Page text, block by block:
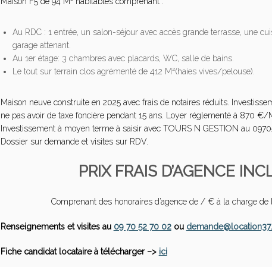
Au RDC : 1 entrée, un salon-séjour avec accès grande terrasse, une
garage attenant.
Au 1er étage: 3 chambres avec placards, WC, salle de bains.
Le tout sur terrain clos agrémenté de 412 M²(haies vives/pelouse).
Maison neuve construite en 2025 avec frais de notaires réduits.
ne pas avoir de taxe foncière pendant 15 ans. Loyer réglementé à 870 €/
Investissement à moyen terme à saisir avec TOURS N GESTION au
Dossier sur demande et visites sur RDV.
PRIX FRAIS D’AGENCE
Comprenant des honoraires d’agence de / € à la charge de
Renseignements et visites au 09 70 52 70 02ou
Fiche candidat locataire à télécharger –> ici